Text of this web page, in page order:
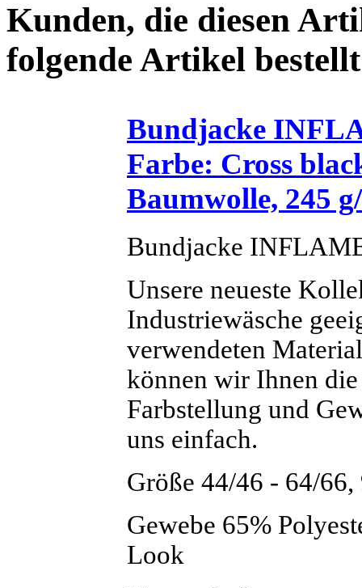
Kunden, die diesen
folgende Artikel
Bundjacke
Farbe: Cross
Baumwolle, 245
Bundjacke
Unsere neueste
Industriewäsche
verwendeten
können wir Ihnen
Farbstellung und
uns einfach.
Größe 44/46 - 64/
Gewebe 65%
Look